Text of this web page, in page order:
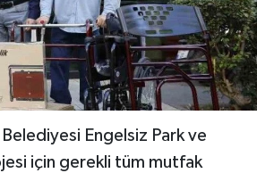
Engelsiz Park ve
için gerekli tüm mutfak